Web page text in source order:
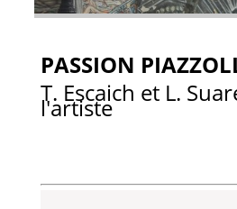
PASSION
T. Escaich et L.
l'artiste